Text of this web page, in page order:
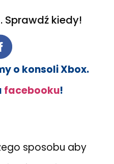
Sprawdź kiedy!
o konsoli Xbox.
facebooku!
sposobu aby